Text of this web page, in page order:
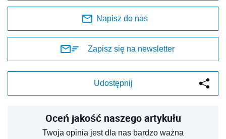
Napisz do nas
Zapisz się na newsletter
Udostępnij
Oceń jakość naszego artykułu
Twoja opinia jest dla nas bardzo ważna